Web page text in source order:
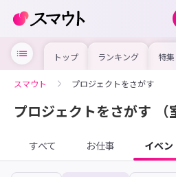
トップ ランキング 特集
スマウト プロジェクトをさがす
プロジェクトをさがす
すべて お仕事 イベ